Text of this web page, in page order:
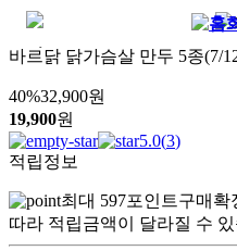
바르닭 닭가슴살 만두 5종(7/
40%32,900원
19,900원
5.0(3)
적립정보
최대 597포인트구매확
따라 적립금액이 달라질 수